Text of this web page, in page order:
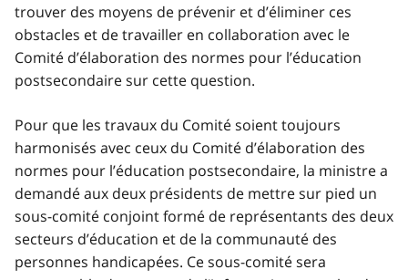
trouver des moyens de prévenir et d’éliminer ces
obstacles et de travailler en collaboration avec le
Comité d’élaboration des normes pour l’éducation
postsecondaire sur cette question.
Pour que les travaux du Comité soient toujours
harmonisés avec ceux du Comité d’élaboration des
normes pour l’éducation postsecondaire, la ministre a
demandé aux deux présidents de mettre sur pied un
sous-comité conjoint formé de représentants des deux
secteurs d’éducation et de la communauté des
personnes handicapées. Ce sous-comité sera